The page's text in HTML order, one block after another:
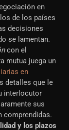
en
de los países
decisiones
se lamentan.
con el
mutua juega un
en
detalles que le
interlocutor
sus
comprendidas.
y los plazos